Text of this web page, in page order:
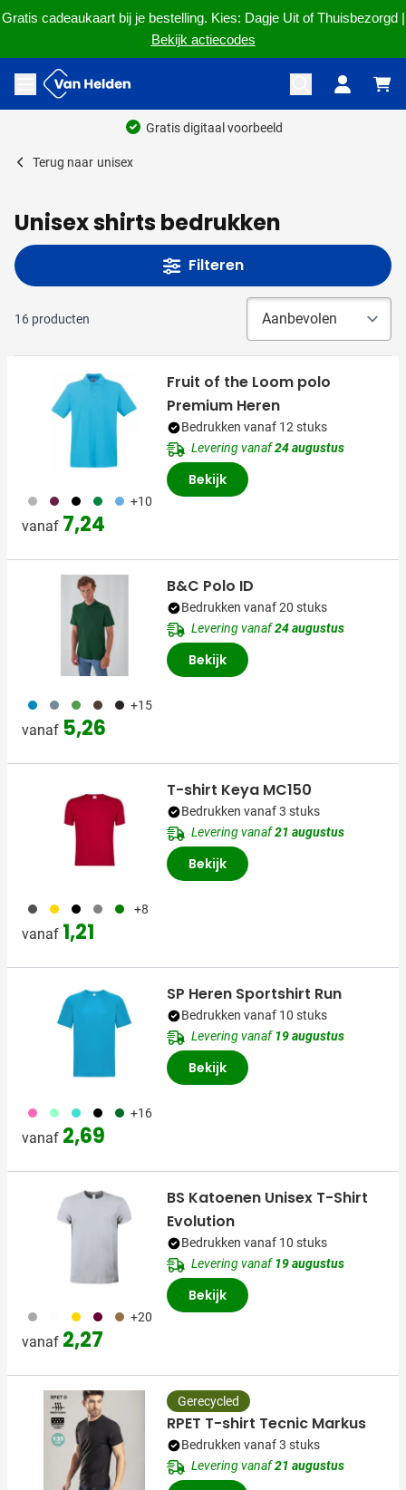
Gratis cadeaukaart bij je bestelling. Kies: Dagje Uit of Thuisbezorgd |
Bekijk actiecodes
Ga naar de inhoud
Menu openen
Gratis digitaal voorbeeld
Terug naar unisex
Unisex shirts bedrukken
Filteren
16 producten
580 010 001 134 123 +10
vanaf 7,24
Fruit of the Loom polo
Premium Heren
Bedrukken vanaf 12 stuks
Levering vanaf24 augustus
Bekijk
130 043 142 011 001 +15
vanaf 5,26
B&C Polo ID
Bedrukken vanaf 20 stuks
Levering vanaf24 augustus
Bekijk
491 031 001 003 004 +8
vanaf 1,21
T-shirt Keya MC150
Bedrukken vanaf 3 stuks
Levering vanaf21 augustus
Bekijk
490 020 033 001 134 +16
vanaf 2,69
SP Heren Sportshirt Run
Bedrukken vanaf 10 stuks
Levering vanaf19 augustus
Bekijk
491 031 010 011 +20
vanaf 2,27
BS Katoenen Unisex T-Shirt
Evolution
Bedrukken vanaf 10 stuks
Levering vanaf19 augustus
Bekijk
Gerecycled
RPET T-shirt Tecnic Markus
Bedrukken vanaf 3 stuks
Levering vanaf21 augustus